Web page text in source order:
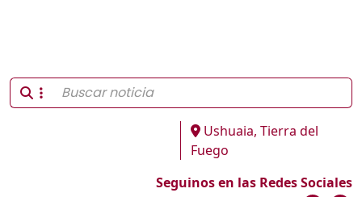
Ushuaia, Tierra del
Fuego
Seguinos en las Redes Sociales